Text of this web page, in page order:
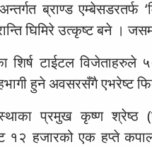
अन्तर्गत ब्राण्ड
घिमिरे उत्कृष्ट बने ।
शिर्ष टाईटल
हुने अवसरसँगै एभरेष्ट
प्रमुख कृष्ण श्रेष्ठ
१२ हजारको एक हप्ते